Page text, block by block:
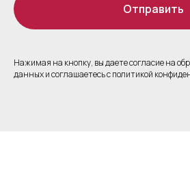
Отправить
Нажимая на кнопку, вы даете согласие на
данных и соглашаетесь c политикой